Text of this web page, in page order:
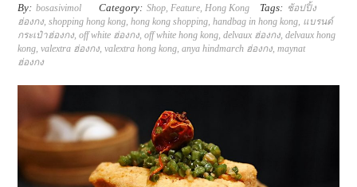
By: bosasivimol Category: Shop,Feature,Hong Kong Tags: ช้อปปิ้ง
ฮ่องกง,shopping hong kong,hong kong shopping,handbag in hong kong, แบรนด์
กระเป๋าฮ่องกง,off white ฮ่องกง,off white hong kong,delvaux ฮ่องกง,delvaux hong
kong,valextra ฮ่องกง,valextra hong kong,anya hindmarch ฮ่องกง,maynat
ฮ่องกง